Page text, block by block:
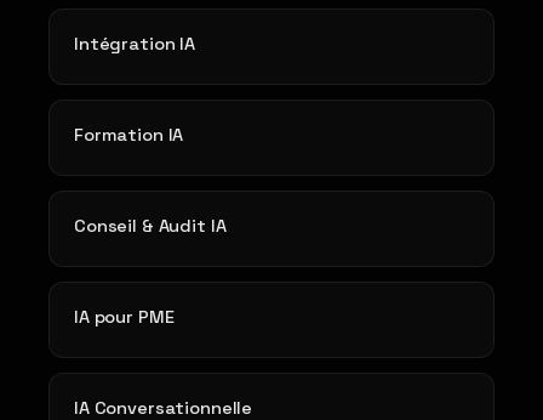
Intégration IA
Formation IA
Conseil & Audit IA
IA pour PME
IA Conversationnelle